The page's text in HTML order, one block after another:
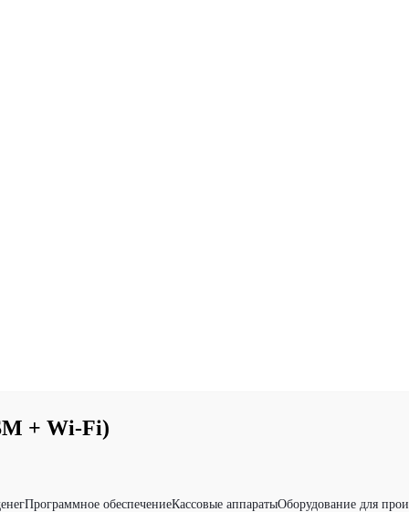
+ Wi-Fi)
Программное обеспечениеКассовые аппаратыОборудование для